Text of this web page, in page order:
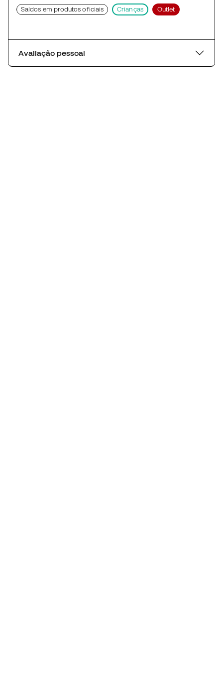
Saldos em produtos oficiais Crianças Outlet
Avaliação pessoal